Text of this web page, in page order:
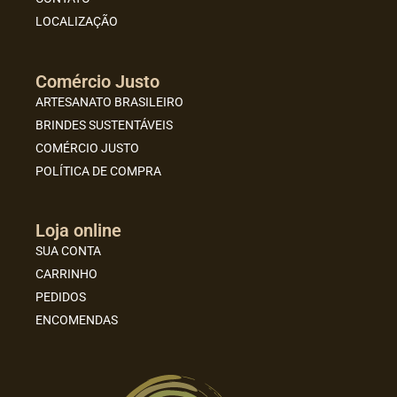
LOCALIZAÇÃO
Comércio Justo
ARTESANATO BRASILEIRO
BRINDES SUSTENTÁVEIS
COMÉRCIO JUSTO
POLÍTICA DE COMPRA
Loja online
SUA CONTA
CARRINHO
PEDIDOS
ENCOMENDAS